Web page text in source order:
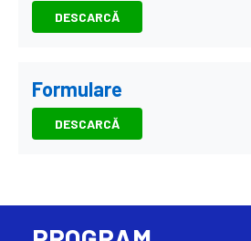
DESCARCĂ
Formulare
DESCARCĂ